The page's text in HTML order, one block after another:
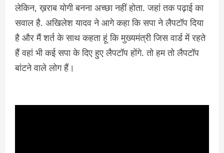
लेकिन, ख़राब योगी बनना अच्छा नहीं होता. जहां तक पढ़ाई का
सवाल है. अखिलेश यादव ने आगे कहा कि सपा ने लैपटॉप दिया
है और मैं शर्त के साथ कहता हूं कि मुख्यमंत्री जिस वार्ड में रहते
हैं वहां भी कई सपा के दिए हुए लैपटॉप होंगे. तो हम तो लैपटॉप
बांटने वाले लोग हैं।